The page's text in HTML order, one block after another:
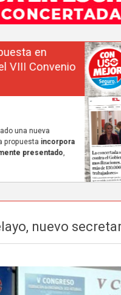
La
frente al
06 de Mayo,
La
profesorado
frentepara
nuevo